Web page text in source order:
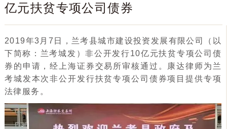
亿元扶贫专项公司债券
2019年3月7日，兰考县城市建设投资发展有限公司（以
下简称：兰考城发）非公开发行10亿元扶贫专项公司债
券的申请，经上海证券交易所审核通过。康达律师为兰
考城发本次非公开发行扶贫专项公司债券项目提供专项
法律服务。